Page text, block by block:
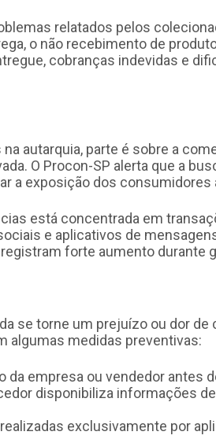
relatados pelos
o não recebimento de
cobranças indevidas e
autarquia, parte é sobre a
O Procon-SP alerta que a
a exposição dos
está concentrada em
e aplicativos de
forte aumento durante
se torne um prejuízo ou dor de
algumas medidas preventivas:
da empresa ou vendedor antes
disponibiliza informações
exclusivamente por